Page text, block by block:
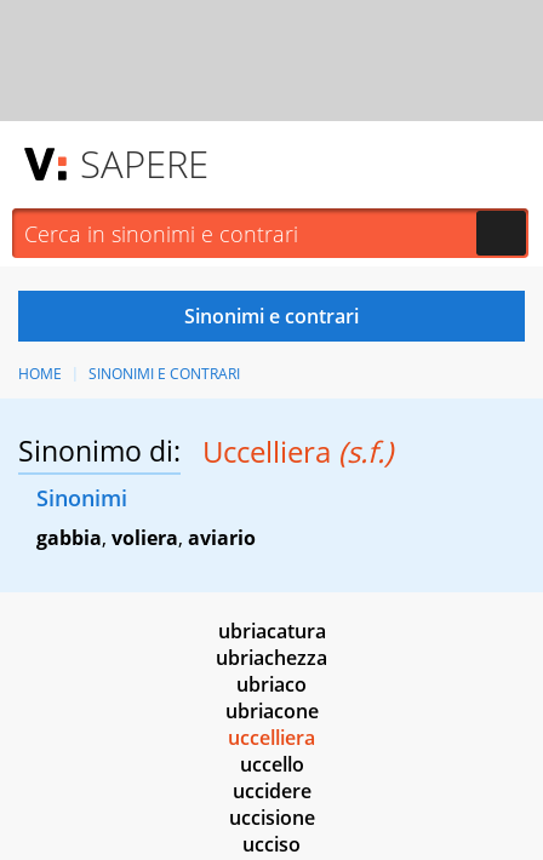
SAPERE
HOME SINONIMI E CONTRARI
Sinonimo di: Uccelliera (s.f.)
Sinonimi
gabbia, voliera, aviario
ubriacatura
ubriachezza
ubriaco
ubriacone
uccelliera
uccello
uccidere
uccisione
ucciso